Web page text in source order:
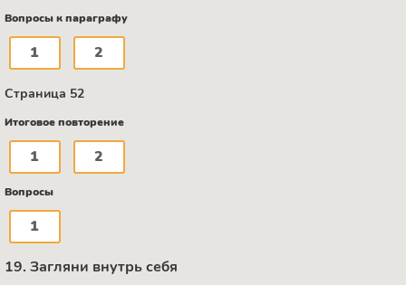
Вопросы к параграфу
1 2
Страница 52
Итоговое повторение
1 2
Вопросы
1
19. Загляни внутрь себя